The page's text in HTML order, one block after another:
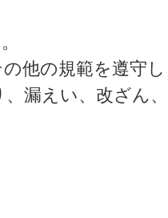
他の規範を遵守し
漏えい、改ざん